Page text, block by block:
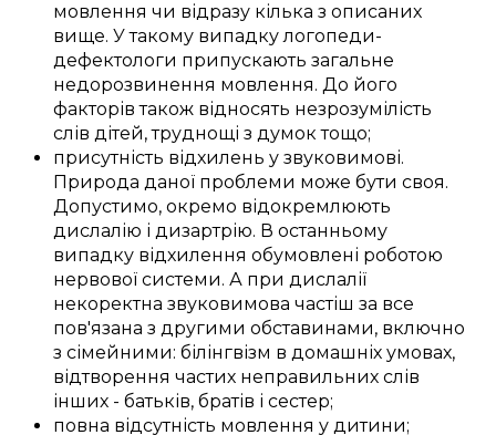
мовлення чи відразу кілька з описаних
вище. Утакому випадкулогопеди-
дефектологи припускають загальне
недорозвинення мовлення. До його
факторів також відносять незрозумілість
слів дітей,труднощі з думок тощо;
присутність відхилень у звуковимові.
Природа даної проблеми може бути своя.
Допустимо, окремо відокремлюють
дислалію і дизартрію. В останньому
випадку відхилення обумовлені роботою
нервової системи. А при дислалії
некоректна звуковимова частіш за все
пов'язана з другими обставинами, включно
з сімейними: білінгвізм в домашніх умовах,
відтворення частих неправильних слів
інших - батьків, братів і сестер;
повна відсутність мовлення у дитини;